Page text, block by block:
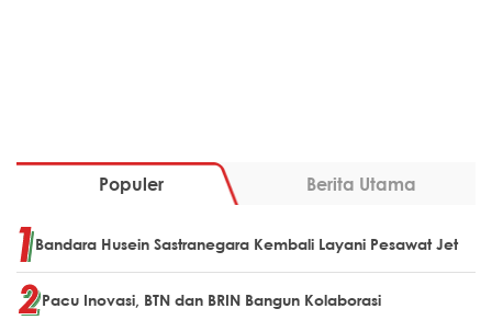
Populer Berita Utama
Bandara Husein Sastranegara Kembali Layani Pesawat Jet
Pacu Inovasi, BTN dan BRIN Bangun Kolaborasi